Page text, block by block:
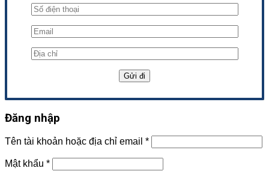
Đăng nhập
Tên tài khoản hoặc địa chỉ email *
Mật khẩu *